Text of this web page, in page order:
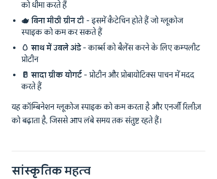
को धीमा करते हैं
🫖 बिना मीठी ग्रीन टी - इसमें कैटेचिन होते हैं जो ग्लूकोज
स्पाइक को कम कर सकते हैं
🥚 साथ में उबले अंडे- कार्ब्स को बैलेंस करने के लिए कम्पलीट
प्रोटीन
🥛 सादा ग्रीक योगर्ट - प्रोटीन और प्रोबायोटिक्स पाचन में मदद
करते हैं
यह कॉम्बिनेशन ग्लूकोज स्पाइक को कम करता है और एनर्जी रिलीज़
को बढ़ाता है, जिससे आप लंबे समय तक संतुष्ट रहते हैं।
सांस्कृतिक महत्व